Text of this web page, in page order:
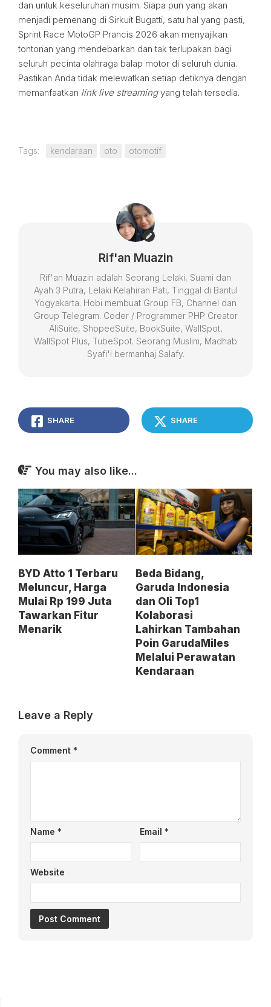
dan untuk keseluruhan musim. Siapa pun yang akan
menjadi pemenang di Sirkuit Bugatti, satu hal yang pasti,
Sprint Race MotoGP Prancis 2026 akan menyajikan
tontonan yang mendebarkan dan tak terlupakan bagi
seluruh pecinta olahraga balap motor di seluruh dunia.
Pastikan Anda tidak melewatkan setiap detiknya dengan
memanfaatkan link live streamingyang telah tersedia.
Tags: kendaraan oto otomotif
Rif'an Muazin
Rif'an Muazin adalah Seorang Lelaki, Suami dan
Ayah 3 Putra, Lelaki Kelahiran Pati, Tinggal di Bantul
Yogyakarta. Hobi membuat Group FB, Channel dan
Group Telegram. Coder / Programmer PHP Creator
AliSuite, ShopeeSuite, BookSuite, WallSpot,
WallSpot Plus, TubeSpot. Seorang Muslim, Madhab
Syafi'i bermanhaj Salafy.
SHARE SHARE
You may also like...
BYD Atto 1 Terbaru
Meluncur, Harga
Mulai Rp 199 Juta
Tawarkan Fitur
Menarik
Beda Bidang,
Garuda Indonesia
dan Oli Top1
Kolaborasi
Lahirkan Tambahan
Poin GarudaMiles
Melalui Perawatan
Kendaraan
Leave a Reply
Comment *
Name * Email *
Website